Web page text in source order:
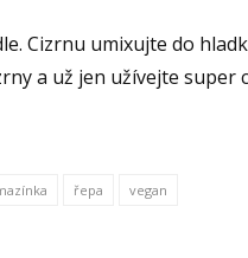
Cizrnu umixujte do
a už jen užívejte
řepa vegan